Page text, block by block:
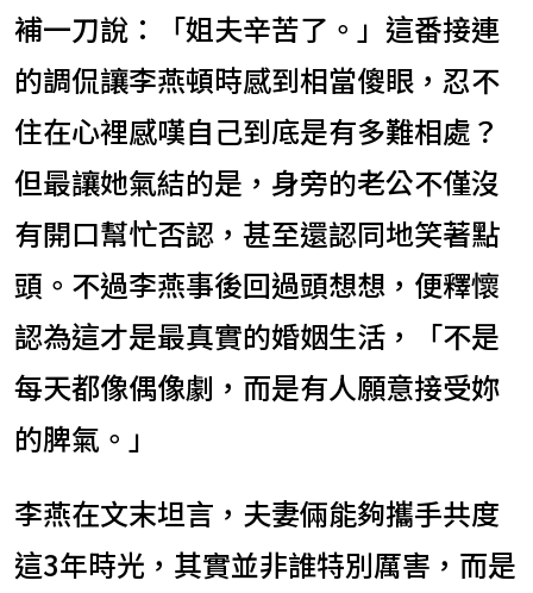
補一刀說：「姐夫辛苦了。」這番接連
的調侃讓李燕頓時感到相當傻眼，忍不
住在心裡感嘆自己到底是有多難相處？
但最讓她氣結的是，身旁的老公不僅沒
有開口幫忙否認，甚至還認同地笑著點
頭。不過李燕事後回過頭想想，便釋懷
認為這才是最真實的婚姻生活，「不是
每天都像偶像劇，而是有人願意接受妳
的脾氣。」
李燕在文末坦言，夫妻倆能夠攜手共度
這3年時光，其實並非誰特別厲害，而是